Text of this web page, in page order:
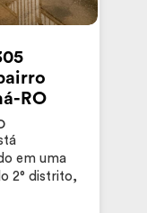
RO
em uma
2° distrito,